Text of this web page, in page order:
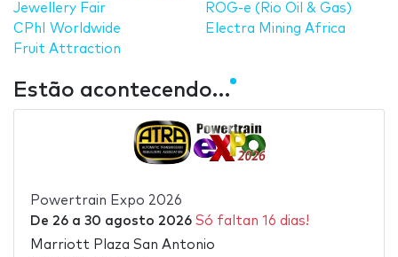
Jewellery Fair
CPhI Worldwide
Fruit Attraction
ROG-e (Rio Oil & Gas)
Electra Mining Africa
Estão acontecendo…
Powertrain Expo 2026
De 26a 30 agosto 2026 Só faltan 16 dias!
Marriott Plaza San Antonio